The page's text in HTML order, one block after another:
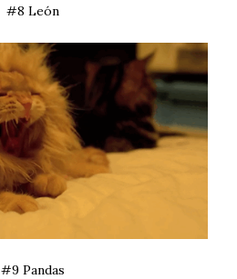
#8 León
#9 Pandas